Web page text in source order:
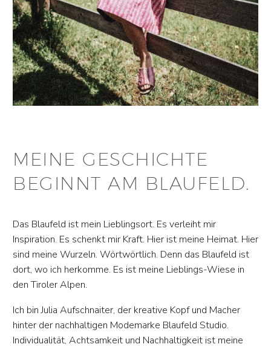
MEINE GESCHICHTE
BEGINNT AM BLAUFELD.
Das Blaufeld ist mein Lieblingsort. Es verleiht mir
Inspiration. Es schenkt mir Kraft. Hier ist meine Heimat. Hier
sind meine Wurzeln. Wörtwörtlich. Denn das Blaufeld ist
dort, wo ich herkomme. Es ist meine Lieblings-Wiese in
den Tiroler Alpen.
Ich bin Julia Aufschnaiter, der kreative Kopf und Macher
hinter der nachhaltigen Modemarke Blaufeld Studio.
Individualität, Achtsamkeit und Nachhaltigkeit ist meine